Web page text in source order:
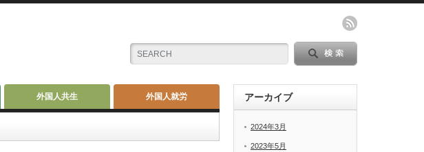
外国人共生 外国人就労 アーカイブ
2024年3月
2023年5月